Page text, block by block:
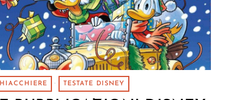
· TESTATE DISNEY